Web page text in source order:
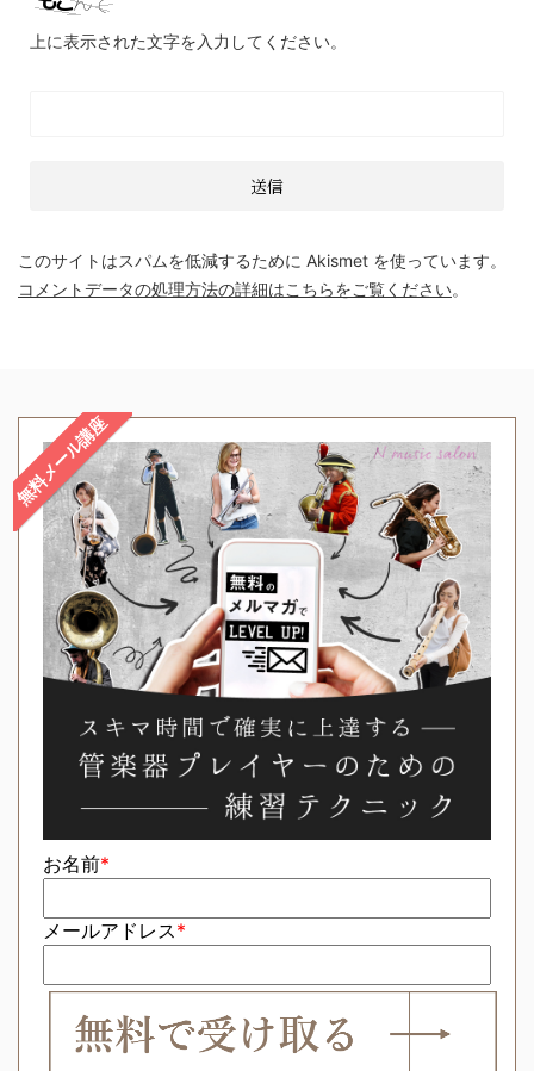
上に表示された文字を入力してください。
このサイトはスパムを低減するために Akismet を使っています。
コメントデータの処理方法の詳細はこちらをご覧ください。
無料メール講座
お名前*
メールアドレス*